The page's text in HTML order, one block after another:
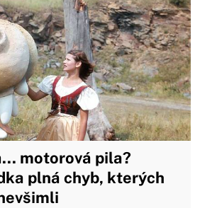
motorová pila?
plná chyb, kterých